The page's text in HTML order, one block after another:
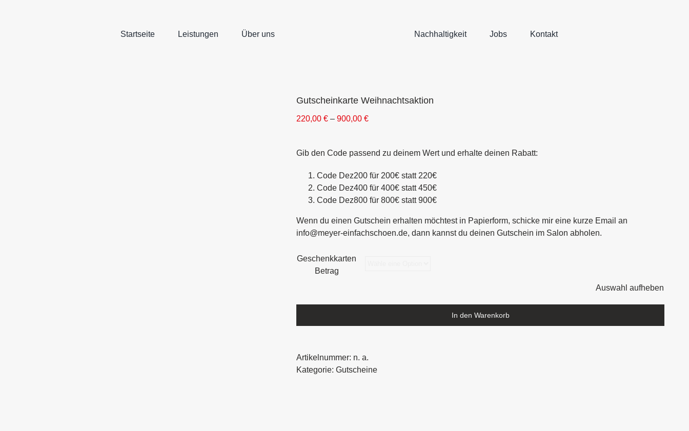
Startseite Leistungen Über uns Nachhaltigkeit Jobs Kontakt
Gutscheinkarte Weihnachtsaktion
220,00 € – 900,00 €
Gib den Code passend zu deinem Wert und erhalte deinen Rabatt:
Code Dez200 für 200€ statt 220€
Code Dez400 für 400€ statt 450€
Code Dez800 für 800€ statt 900€
Wenn du einen Gutschein erhalten möchtest in Papierform, schicke mir eine kurze Email an
info@meyer-einfachschoen.de, dann kannst du deinen Gutschein im Salon abholen.
Geschenkkarten
Betrag
Auswahl aufheben
In den Warenkorb
Artikelnummer: n. a.
Kategorie: Gutscheine